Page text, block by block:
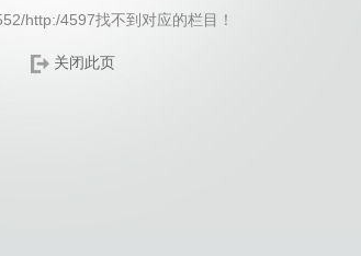
http:/4597找不到对应的栏目！
关闭此页